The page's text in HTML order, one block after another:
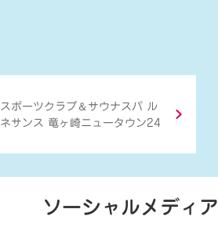
スポーツクラブ ＆ サウナスパ ル
ネサンス 竜ヶ崎ニュータウン24
ソーシャルメディア